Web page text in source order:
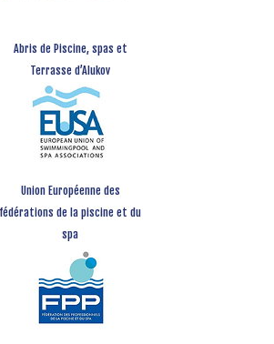
Abris de Piscine, spas et
Terrasse d’Alukov
Union Européenne des
fédérations de la piscine et du
spa